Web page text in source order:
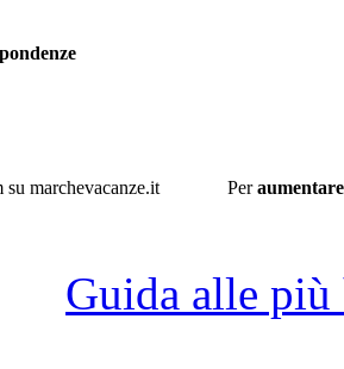
Per
Guida alle più